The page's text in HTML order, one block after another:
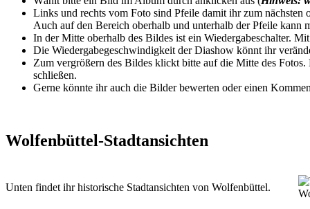
Links und rechts vom Foto sind Pfeile damit ihr zum
Auch auf den Bereich oberhalb und unterhalb der Pfeile kann
In der Mitte oberhalb des Bildes ist ein Wiedergabeschalter.
Die Wiedergabegeschwindigkeit der Diashow könnt ihr
Zum vergrößern des Bildes klickt bitte auf die Mitte des
schließen.
Gerne könnte ihr auch die Bilder bewerten oder einen
Wolfenbüttel-Stadtansichten
Unten findet ihr historische Stadtansichten von Wolfenbüttel.